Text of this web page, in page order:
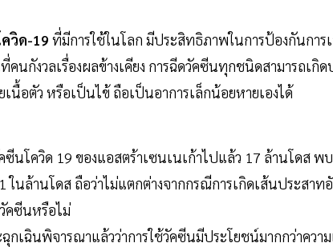
วิด-19 ที่มีการใช้ในโลก มีประสิทธิภาพในการป้องกันการ
คนกังวลเรื่องผลข้างเคียง การฉีดวัคซีนทุกชนิดสามารถเกิ
นื้อตัว หรือเป็นไข้ ถือเป็นอาการเล็กน้อยหายเองได้
นโควิด 19 ของแอสตร้าเซนเนเก้าไปแล้ว 17 ล้านโดส
ในล้านโดส ถือว่าไม่แตกต่างจากกรณีการเกิดเส้นประสา
คซีนหรือไม่
ฉุกเฉินพิจารณาแล้วว่าการใช้วัคซีนมีประโยชน์มากกว่าควา